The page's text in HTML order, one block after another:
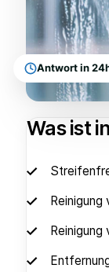
Antwort in
Was ist
Reinigung
Reinigung